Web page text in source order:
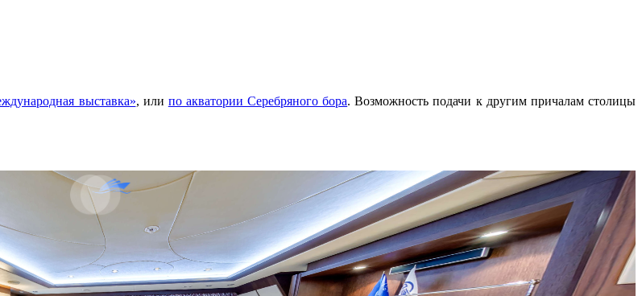
выставка», или по акватории Серебряного бора. Возможность подачи к другим причалам столицы